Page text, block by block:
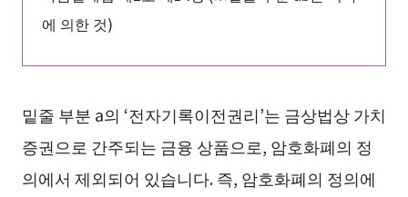
에 의한 것)
밑줄 부분 a의 ‘전자기록이전권리’는 금상법상 가치
증권으로 간주되는 금융 상품으로, 암호화폐의 정
의에서 제외되어 있습니다. 즉, 암호화폐의 정의에